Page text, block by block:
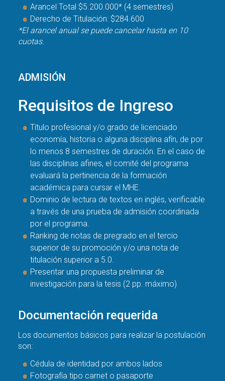
Arancel Total $5.200.000* (4 semestres)
Derecho de Titulación: $284.600
*El arancel anual se puede cancelar hasta en 10
cuotas.
ADMISIÓN
Requisitos de Ingreso
Título profesional y/o grado de licenciado
economía, historia o alguna disciplina afín, de por
lo menos 8 semestres de duración. En el caso de
las disciplinas afines, el comité del programa
evaluará la pertinencia de la formación
académica para cursar el MHE.
Dominio de lectura de textos en inglés, verificable
a través de una prueba de admisión coordinada
por el programa.
Ranking de notas de pregrado en el tercio
superior de su promoción y/o una nota de
titulación superior a 5.0.
Presentar una propuesta preliminar de
investigación para la tesis (2 pp. máximo)
Documentación requerida
Los documentos básicos para realizar la postulación
son:
Cédula de identidad por ambos lados
Fotografía tipo carnet o pasaporte